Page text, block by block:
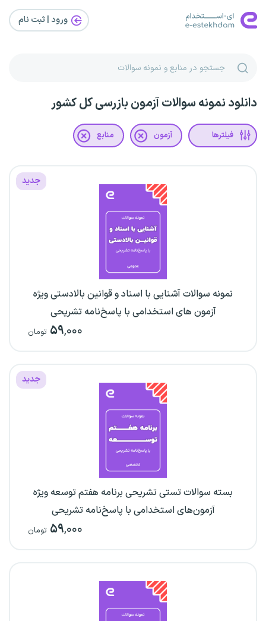
ورود | ثبت‌ نام
دانلود نمونه سوالات آزمون بازرسی کل کشور
فیلترها آزمون منابع
جدید
نمونه سوالات آشنایی با اسناد و قوانین بالادستی ویژه
آزمون‌ های استخدامی با پاسخ‌نامه تشریحی
۵۹,۰۰۰ تومان
جدید
بسته سوالات تستی تشریحی برنامه هفتم توسعه ویژه
آزمون‌‌های استخدامی با پاسخ‌نامه تشریحی
۵۹,۰۰۰ تومان